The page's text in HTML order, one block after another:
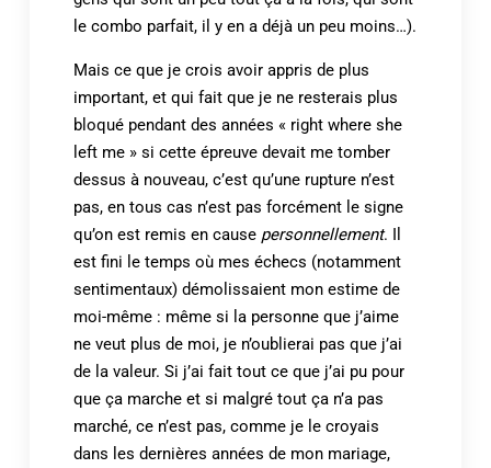
le combo parfait, il y en a déjà un peu moins…).
Mais ce que je crois avoir appris de plus
important, et qui fait que je ne resterais plus
bloqué pendant des années « right where she
left me » si cette épreuve devait me tomber
dessus à nouveau, c’est qu’une rupture n’est
pas, en tous cas n’est pas forcément le signe
qu’on est remis en cause personnellement. Il
est fini le temps où mes échecs (notamment
sentimentaux) démolissaient mon estime de
moi-même : même si la personne que j’aime
ne veut plus de moi, je n’oublierai pas que j’ai
de la valeur. Si j’ai fait tout ce que j’ai pu pour
que ça marche et si malgré tout ça n’a pas
marché, ce n’est pas, comme je le croyais
dans les dernières années de mon mariage,